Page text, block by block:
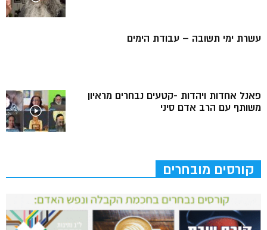
עשרת ימי תשובה – עבודת הימים
פאנל אחדות ויהדות -קטעים נבחרים מראיון
משותף עם הרב אדם סיני
קורסים מובחרים